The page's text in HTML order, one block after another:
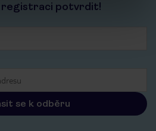
registraci potvrdit!
se k odběru